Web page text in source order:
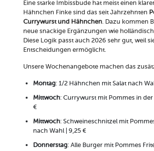
Eine starke Imbissbude hat meist einen
Hähnchen Finke sind das seit Jahrzehnten
Currywurst und Hähnchen. Dazu kommen
neue snackige Ergänzungen wie
Diese Logik passt auch 2026 sehr gut, weil
Entscheidungen ermöglicht.
Unsere Wochenangebote machen das
Montag: 1/2 Hähnchen mit Salat nach
Mittwoch: Currywurst mit Pommes in der
€
Mittwoch: Schweineschnitzel mit
nach Wahl | 9,25 €
Donnerstag: Alle Burger mit Pommes